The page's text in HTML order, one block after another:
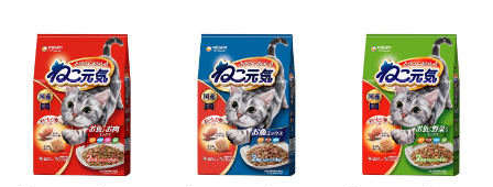
色野菜入り
1.8kg
魚入り 1.6kg
つお･白身魚入
1.6Kg